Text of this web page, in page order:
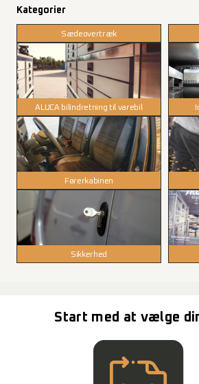
Kategorier
Sædeovertræk
ALUCA bilindretning til varebil
Førerkabinen
Sikkerhed
Start med at vælge